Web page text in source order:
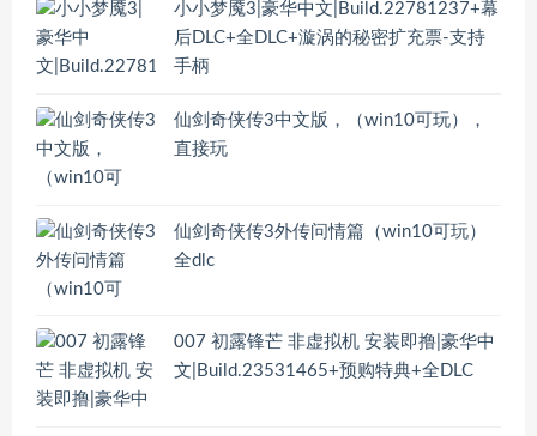
小小梦魇3|豪华中文|Build.22781237+幕
后DLC+全DLC+漩涡的秘密扩充票-支持
手柄
仙剑奇侠传3中文版，（win10可玩），
直接玩
仙剑奇侠传3外传问情篇（win10可玩）
全dlc
007 初露锋芒 非虚拟机 安装即撸|豪华中
文|Build.23531465+预购特典+全DLC